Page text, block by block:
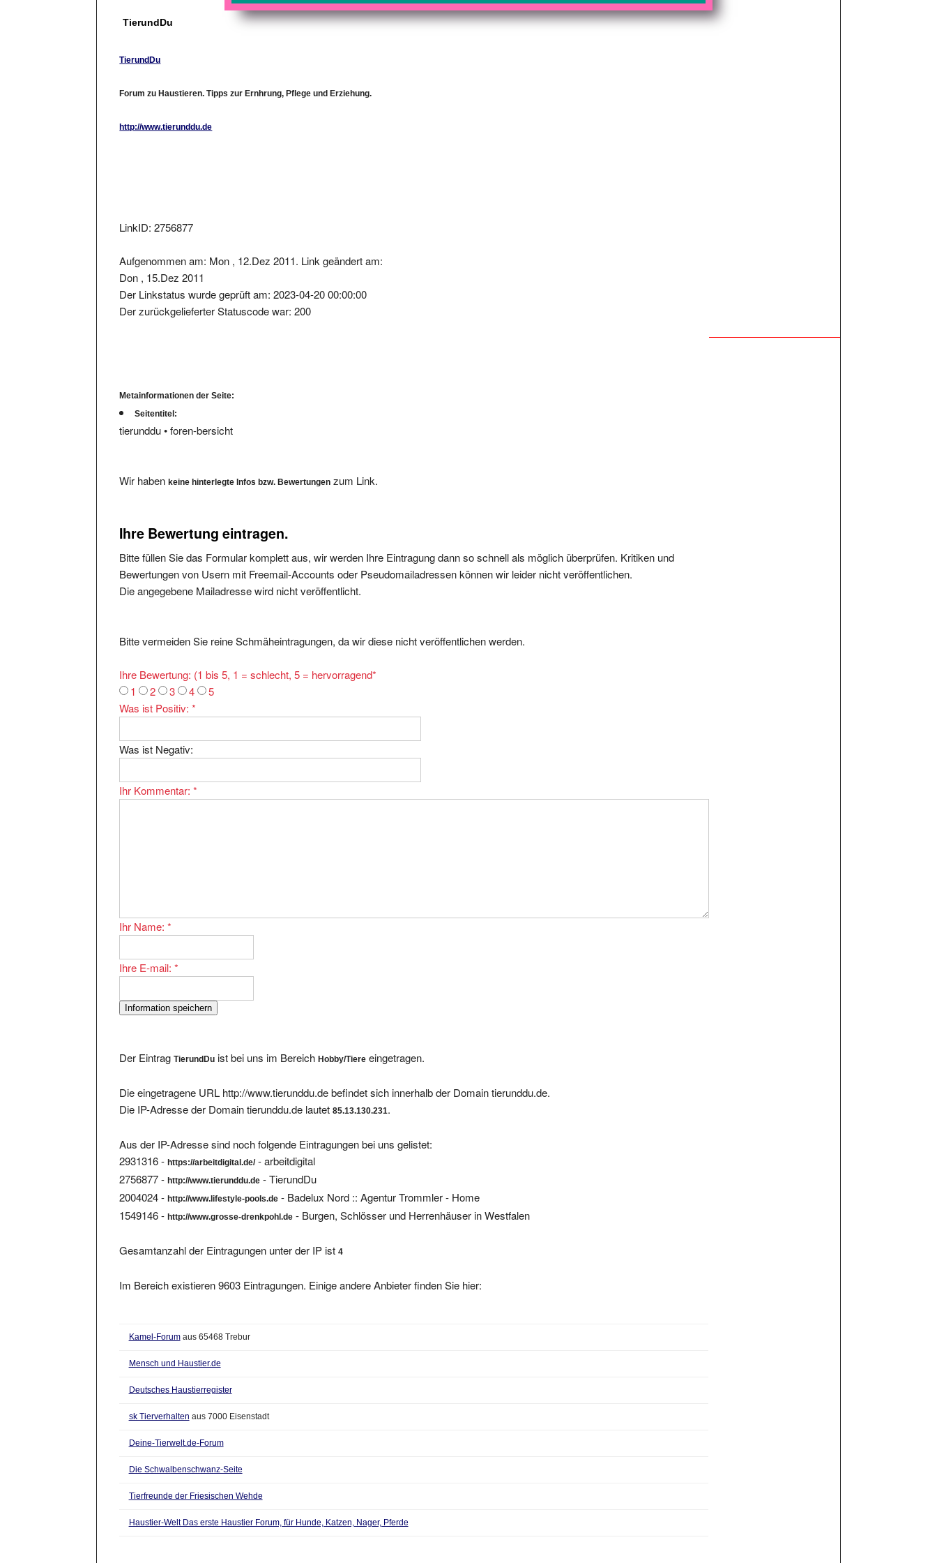
TierundDu
TierundDu
Forum zu Haustieren. Tipps zur Ernhrung, Pflege und Erziehung.
http://www.tierunddu.de
LinkID: 2756877
Aufgenommen am: Mon , 12.Dez 2011. Link geändert am:
Don , 15.Dez 2011
Der Linkstatus wurde geprüft am: 2023-04-20 00:00:00
Der zurückgelieferter Statuscode war: 200
Metainformationen der Seite:
Seitentitel:
tierunddu • foren-bersicht
Wir habenkeine hinterlegte Infos bzw. Bewertungen zum Link.
Ihre Bewertung eintragen.
Bitte füllen Sie das Formular komplett aus, wir werden Ihre Eintragung dann so schnell als möglich überprüfen. Kritiken und
Bewertungen von Usern mit Freemail-Accounts oder Pseudomailadressen können wir leider nicht veröffentlichen.
Die angegebene Mailadresse wird nicht veröffentlicht.
Bitte vermeiden Sie reine Schmäheintragungen, da wir diese nicht veröffentlichen werden.
Ihre Bewertung: (1 bis 5, 1 = schlecht, 5 = hervorragend*
1
2 3 4
5
Was ist Positiv:*
Was ist Negativ:
Ihr Kommentar:*
Ihr Name:*
Ihre E-mail:*
Der EintragTierundDu ist bei uns im BereichHobby/Tiere eingetragen.
Die eingetragene URL http://www.tierunddu.de befindet sich innerhalb der Domain tierunddu.de.
Die IP-Adresse der Domain tierunddu.de lautet85.13.130.231.
Aus der IP-Adresse sind noch folgende Eintragungen bei uns gelistet:
2931316 -https://arbeitdigital.de/- arbeitdigital
2756877 -http://www.tierunddu.de - TierundDu
2004024 -http://www.lifestyle-pools.de - Badelux Nord :: Agentur Trommler - Home
1549146 -http://www.grosse-drenkpohl.de - Burgen, Schlösser und Herrenhäuser in Westfalen
Gesamtanzahl der Eintragungen unter der IP ist4
Im Bereich existieren 9603 Eintragungen. Einige andere Anbieter finden Sie hier:
Kamel-Forumaus 65468 Trebur
Mensch und Haustier.de
Deutsches Haustierregister
sk Tierverhalten aus 7000 Eisenstadt
Deine-Tierwelt.de-Forum
Die Schwalbenschwanz-Seite
Tierfreunde der Friesischen Wehde
Haustier-Welt Das erste Haustier Forum, für Hunde, Katzen, Nager, Pferde